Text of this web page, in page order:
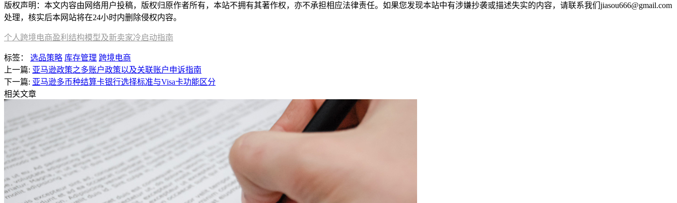
版权声明：本文内容由网络用户投稿，版权归原作者所有，本站不拥有其著作权，亦不承担相应法律责任。如果您发现本站中有涉嫌抄袭或描述失实的内容，请联系我们jiasou666@gmail.com
处理，核实后本网站将在24小时内删除侵权内容。
个人跨境电商盈利结构模型及新卖家冷启动指南
标签： 选品策略 库存管理 跨境电商
上一篇: 亚马逊政策之多账户政策以及关联账户申诉指南
下一篇: 亚马逊多币种结算卡银行选择标准与Visa卡功能区分
相关文章